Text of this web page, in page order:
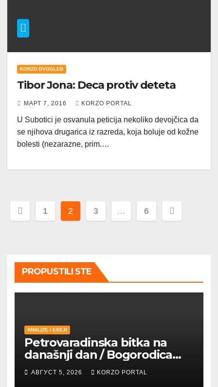
KORZO DVOGLED
Tibor Jona: Deca protiv deteta
МАРТ 7, 2016 KORZO PORTAL
U Subotici je osvanula peticija nekoliko devojčica da
se njihova drugarica iz razreda, koja boluje od kožne
bolesti (nezarazne, prim.…
Пагинација
1 2 3 … 6
PROPUSTILI STE
ANALIZE I ESEJI
Petrovaradinska bitka na
današnji dan / Bogorodica
pobednica u
petrovaradinskom Podgrađu
АВГУСТ 5, 2026 KORZO PORTAL